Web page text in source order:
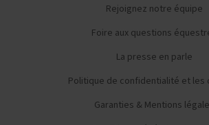
Rejoignez notre équipe
Foire aux questions
La presse en parle
Politique de confidentialité et les
Garanties & Mentions